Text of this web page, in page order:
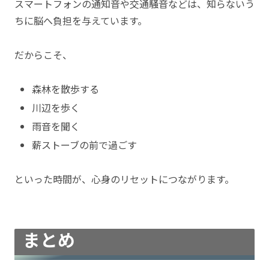
スマートフォンの通知音や交通騒音などは、知らないう
ちに脳へ負担を与えています。
だからこそ、
森林を散歩する
川辺を歩く
雨音を聞く
薪ストーブの前で過ごす
といった時間が、心身のリセットにつながります。
まとめ